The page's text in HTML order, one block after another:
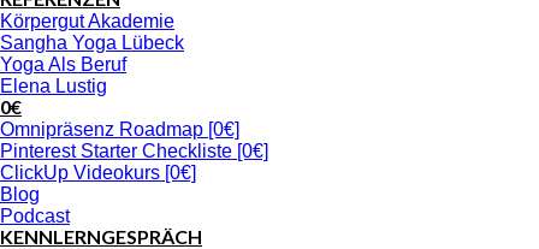
Körpergut Akademie
Sangha Yoga Lübeck
Yoga Als Beruf
Elena Lustig
0€
Omnipräsenz Roadmap [0€]
Pinterest Starter Checkliste [0€]
ClickUp Videokurs [0€]
Blog
Podcast
KENNLERNGESPRÄCH